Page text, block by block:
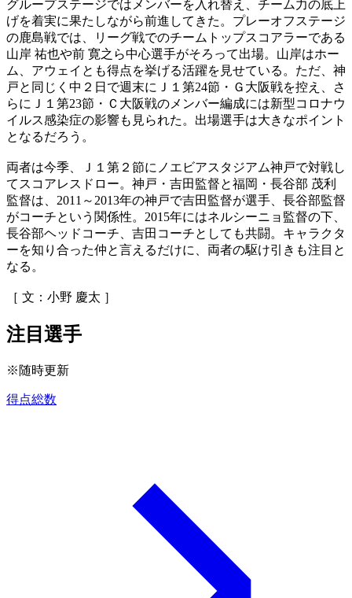
グループステージではメンバーを入れ替え、チーム力の底上
げを着実に果たしながら前進してきた。プレーオフステージ
の鹿島戦では、リーグ戦でのチームトップスコアラーである
山岸 祐也や前 寛之ら中心選手がそろって出場。山岸はホー
ム、アウェイとも得点を挙げる活躍を見せている。ただ、神
戸と同じく中２日で週末にＪ１第24節・Ｇ大阪戦を控え、さ
らにＪ１第23節・Ｃ大阪戦のメンバー編成には新型コロナウ
イルス感染症の影響も見られた。出場選手は大きなポイント
となるだろう。
両者は今季、Ｊ１第２節にノエビアスタジアム神戸で対戦し
てスコアレスドロー。神戸・吉田監督と福岡・長谷部 茂利
監督は、2011～2013年の神戸で吉田監督が選手、長谷部監督
がコーチという関係性。2015年にはネルシーニョ監督の下、
長谷部ヘッドコーチ、吉田コーチとしても共闘。キャラクタ
ーを知り合った仲と言えるだけに、両者の駆け引きも注目と
なる。
［ 文：小野 慶太 ］
注目選手
※随時更新
得点総数